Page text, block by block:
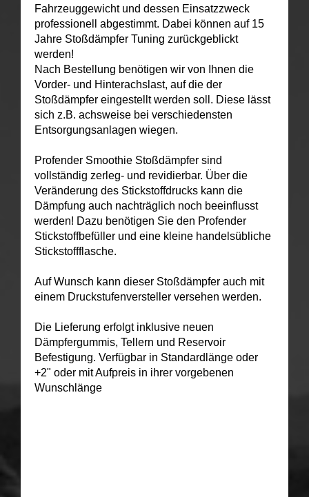
Fahrzeuggewicht und dessen Einsatzzweck
professionell abgestimmt. Dabei können auf 15
Jahre Stoßdämpfer Tuning zurückgeblickt
werden!
Nach Bestellung benötigen wir von Ihnen die
Vorder- und Hinterachslast, auf die der
Stoßdämpfer eingestellt werden soll. Diese lässt
sich z.B. achsweise bei verschiedensten
Entsorgungsanlagen wiegen.
Profender Smoothie Stoßdämpfer sind
vollständig zerleg- und revidierbar. Über die
Veränderung des Stickstoffdrucks kann die
Dämpfung auch nachträglich noch beeinflusst
werden! Dazu benötigen Sie den Profender
Stickstoffbefüller und eine kleine handelsübliche
Stickstoffflasche.
Auf Wunsch kann dieser Stoßdämpfer auch mit
einem Druckstufenversteller versehen werden.
Die Lieferung erfolgt inklusive neuen
Dämpfergummis, Tellern und Reservoir
Befestigung. Verfügbar in Standardlänge oder
+2" oder mit Aufpreis in ihrer vorgebenen
Wunschlänge